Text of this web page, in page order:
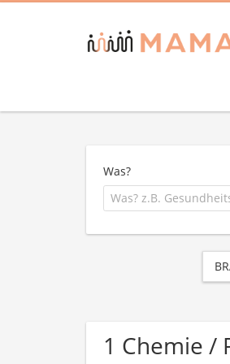
Was?
1 Chemie /